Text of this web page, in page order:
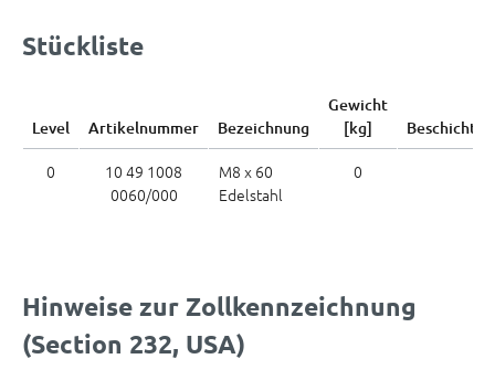
Stückliste
Level Artikelnummer Bezeichnung
Gewicht
[kg]
0
10 49 1008
0060/000
M8 x 60
Edelstahl
0
Hinweise zur Zollkennzeichnung
(Section 232, USA)